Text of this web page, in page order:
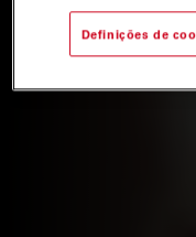
Definições de